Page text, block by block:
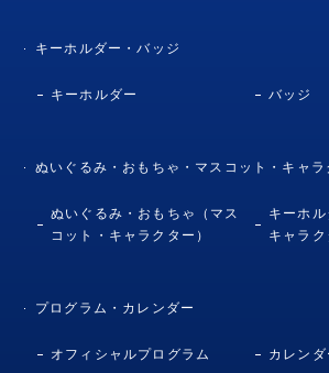
キーホルダー・バッジ
キーホルダー バッジ
ぬいぐるみ・おもちゃ・マスコット・キャラ
ぬいぐるみ・おもちゃ（マス
コット・キャラクター）
キーホル
キャラク
プログラム・カレンダー
オフィシャルプログラム カレンダ